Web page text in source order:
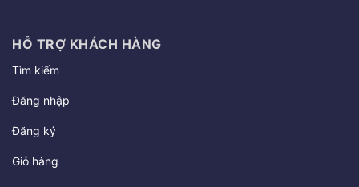
HỖ TRỢ KHÁCH HÀNG
Tìm kiếm
Đăng nhập
Đăng ký
Giỏ hàng